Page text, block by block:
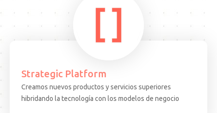
Strategic Platform
Creamos nuevos productos y servicios superiores
hibridando la tecnología con los modelos de negocio
ARTICULO 15.08.25